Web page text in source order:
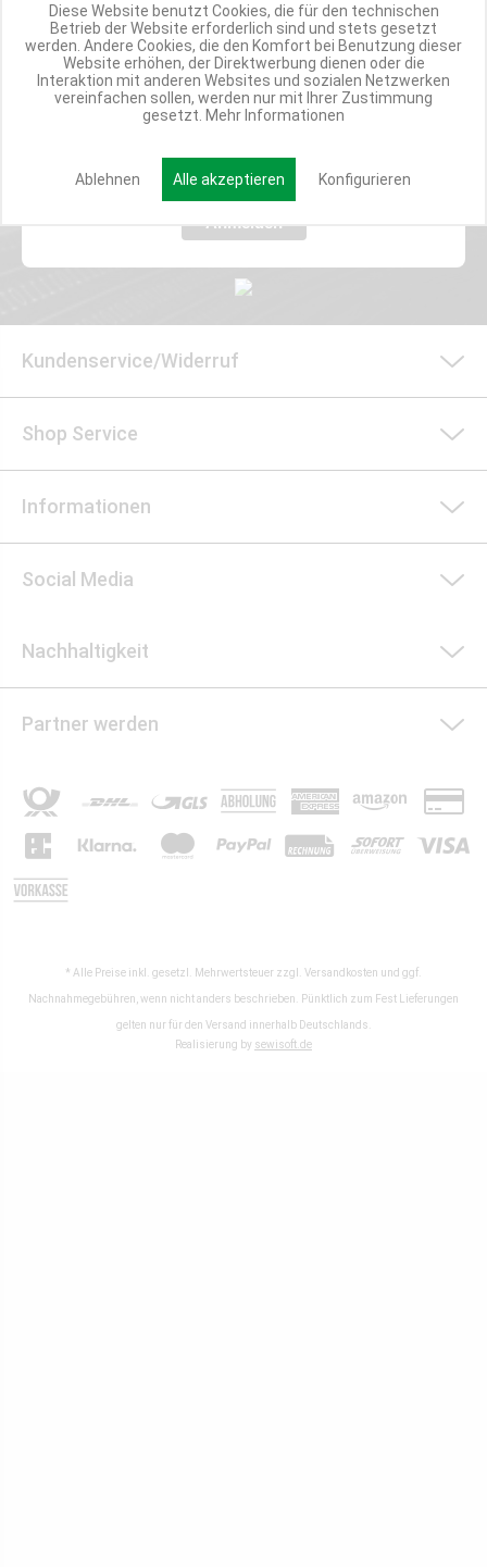
Werde Teil der Miweba Community!
Verpasse nie wieder exklusive Newsletter-Rabatte und Aktionen
Anmelden
Kundenservice/Widerruf
Shop Service
Informationen
Social Media
Nachhaltigkeit
Partner werden
* Alle Preise inkl. gesetzl. Mehrwertsteuer zzgl. Versandkosten und ggf.
Nachnahmegebühren, wenn nicht anders beschrieben. Pünktlich zum Fest Lieferungen
gelten nur für den Versand innerhalb Deutschlands.
Realisierung by sewisoft.de
Diese Website benutzt Cookies, die für den technischen
Betrieb der Website erforderlich sind und stets gesetzt
werden. Andere Cookies, die den Komfort bei Benutzung dieser
Website erhöhen, der Direktwerbung dienen oder die
Interaktion mit anderen Websites und sozialen Netzwerken
vereinfachen sollen, werden nur mit Ihrer Zustimmung
gesetzt. Mehr Informationen
Ablehnen Alle akzeptieren Konfigurieren